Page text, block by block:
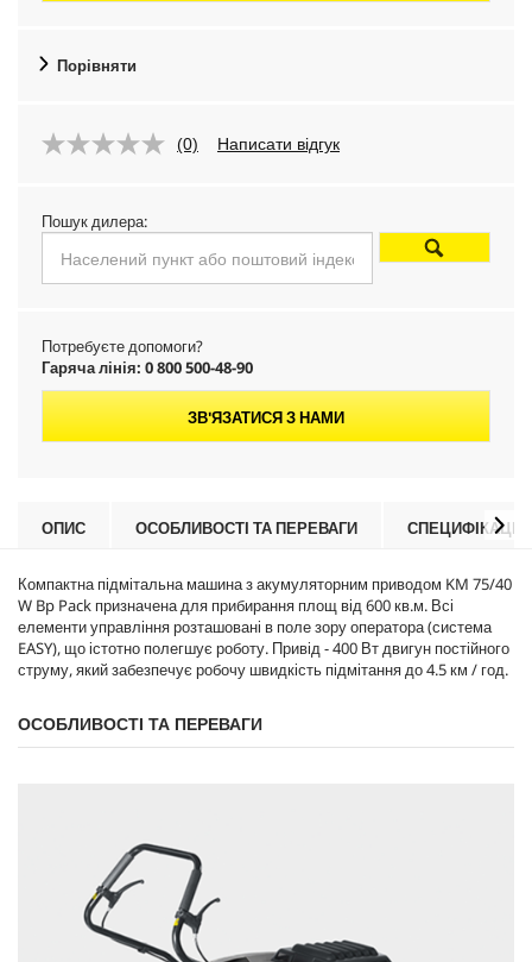
Порівняти
(0) Написати відгук
Пошук дилера:
Потребуєте допомоги?
Гаряча лінія: 0 800 500-48-90
ЗВ'ЯЗАТИСЯ З НАМИ
ОПИС ОСОБЛИВОСТІ ТА ПЕРЕВАГИ СПЕЦИФІКАЦІЇ
Компактна підмітальна машина з акумуляторним приводом KM 75/40
W Bp Pack призначена для прибирання площ від 600 кв.м. Всі
елементи управління розташовані в поле зору оператора (система
EASY), що істотно полегшує роботу. Привід - 400 Вт двигун постійного
струму, який забезпечує робочу швидкість підмітання до 4.5 км / год.
ОСОБЛИВОСТІ ТА ПЕРЕВАГИ